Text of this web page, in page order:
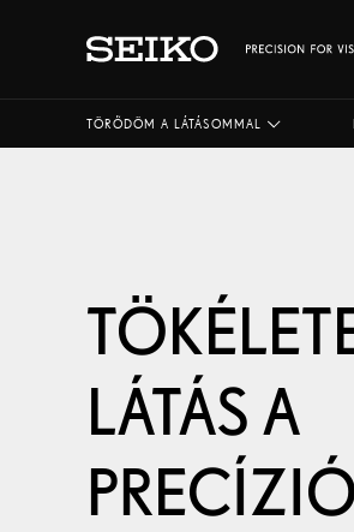
TÖRŐDÖM A LÁTÁSOMMAL
LÁTÁS A